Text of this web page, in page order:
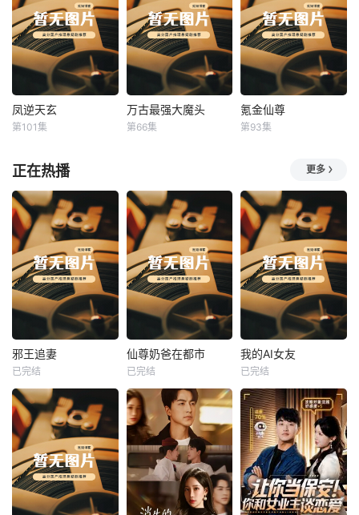
凤逆天玄
凤逆天玄
第101集
万古最强大魔头
万古最强大魔头
第66集
氪金仙尊
氪金仙尊
第93集
正在热播 更多
热播
邪王追妻
未知
邪王追妻
已完结
热播
未知
仙尊奶爸在都市
已完结
热播
我的AI女友
未知
我的AI女友
已完结